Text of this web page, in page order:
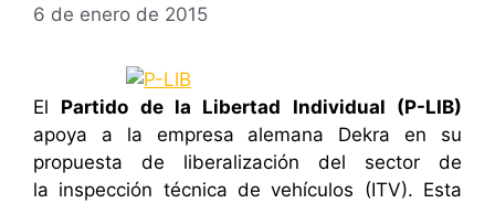
6 de enero de 2015
El Partido de la Libertad Individual (P-LIB)
apoya a la empresa alemana Dekra en su
propuesta de liberalización del sector de
la inspección técnica de vehículos (ITV). Esta